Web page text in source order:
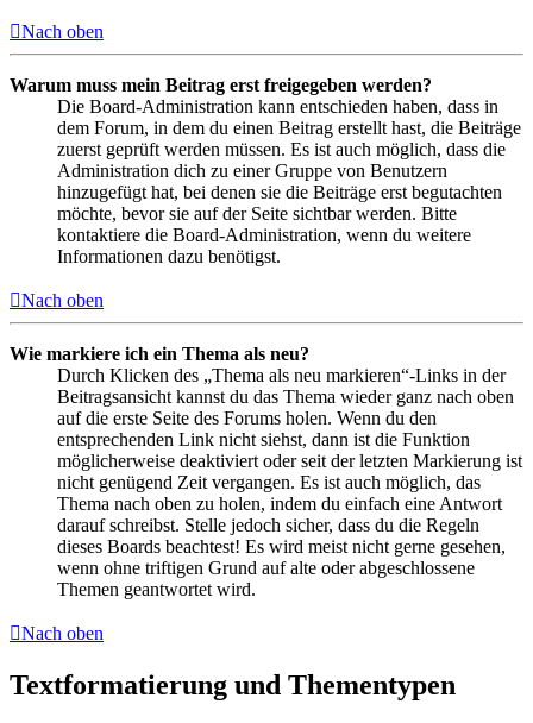
Nach oben
Warum muss mein Beitrag erst freigegeben werden?
Die Board-Administration kann entschieden haben, dass in
dem Forum, in dem du einen Beitrag erstellt hast, die Beiträge
zuerst geprüft werden müssen. Es ist auch möglich, dass die
Administration dich zu einer Gruppe von Benutzern
hinzugefügt hat, bei denen sie die Beiträge erst begutachten
möchte, bevor sie auf der Seite sichtbar werden. Bitte
kontaktiere die Board-Administration, wenn du weitere
Informationen dazu benötigst.
Nach oben
Wie markiere ich ein Thema als neu?
Durch Klicken des „Thema als neu markieren“-Links in der
Beitragsansicht kannst du das Thema wieder ganz nach oben
auf die erste Seite des Forums holen. Wenn du den
entsprechenden Link nicht siehst, dann ist die Funktion
möglicherweise deaktiviert oder seit der letzten Markierung ist
nicht genügend Zeit vergangen. Es ist auch möglich, das
Thema nach oben zu holen, indem du einfach eine Antwort
darauf schreibst. Stelle jedoch sicher, dass du die Regeln
dieses Boards beachtest! Es wird meist nicht gerne gesehen,
wenn ohne triftigen Grund auf alte oder abgeschlossene
Themen geantwortet wird.
Nach oben
Textformatierung und Thementypen